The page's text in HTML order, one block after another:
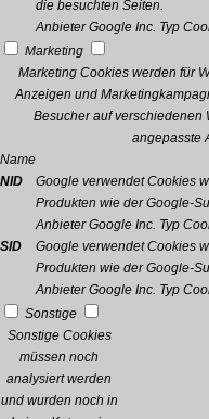
die besuchten Seiten.
Anbieter Google Inc. Typ
Marketing
Marketing Cookies werden für
Anzeigen und
Besucher auf verschiedenen
angepasste
Name
NID
Google verwendet Cookies
Produkten wie der Google-
Anbieter Google Inc. Typ
SID
Google verwendet Cookies
Produkten wie der Google-
Anbieter Google Inc. Typ
Sonstige
Sonstige Cookies
müssen noch
analysiert werden
und wurden noch in